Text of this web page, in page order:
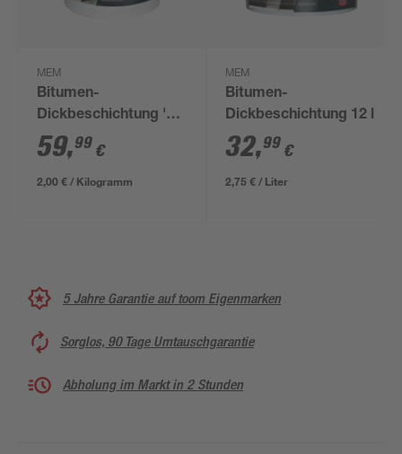
MEM
Bitumen-
Dickbeschichtung '2-
K' 30 kg
59,99 €
2,00 € / Kilogramm
MEM
Bitumen-
Dickbeschichtung 12 l
32,99 €
2,75 € / Liter
5 Jahre Garantie auf toom Eigenmarken
Sorglos, 90 Tage Umtauschgarantie
Abholung im Markt in 2 Stunden